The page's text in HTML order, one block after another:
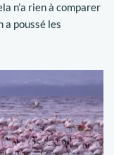
n’a rien à comparer
a poussé les